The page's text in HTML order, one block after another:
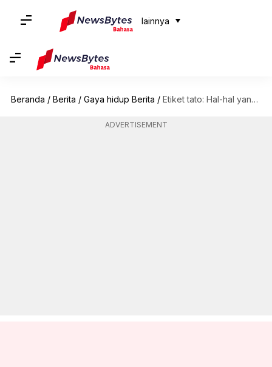
lainnya
Beranda / Berita / Gaya hidup Berita / Etiket tato: Hal-hal yang tidak boleh dilakukan di salon tato
ADVERTISEMENT